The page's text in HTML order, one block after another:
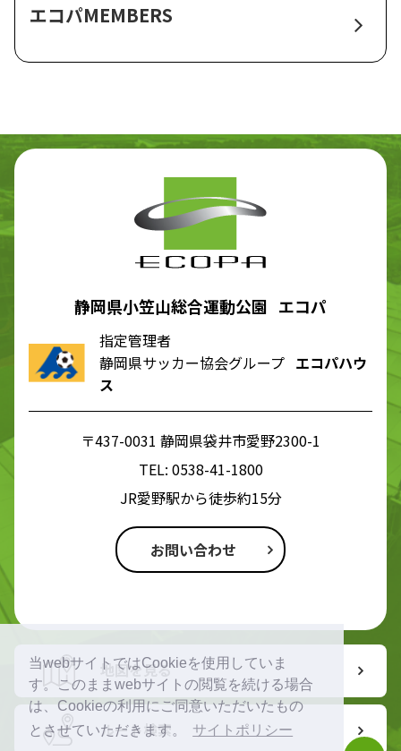
当webサイトではCookieを使用していま
す。このままwebサイトの閲覧を続ける場合
は、Cookieの利用にご同意いただいたもの
とさせていただきます。
サイトポリシー
エコパMEMBERS
静岡県小笠山総合運動公園 エコパ
指定管理者
静岡県サッカー協会グループ エコパハウ
ス
〒437-0031 静岡県袋井市愛野2300-1
TEL: 0538-41-1800
JR愛野駅から徒歩約15分
お問い合わせ
地図を見る
ルート検索